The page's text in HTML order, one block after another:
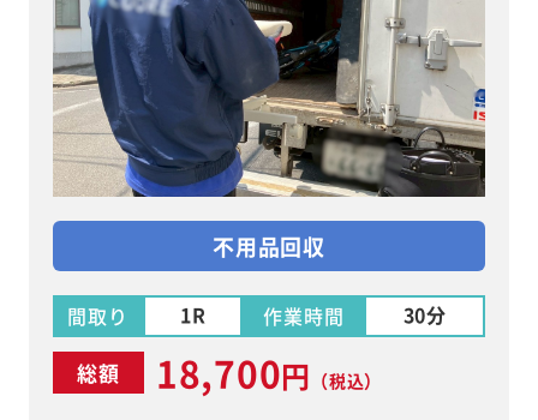
不用品回収
間取り 1R 作業時間 30分
総額 18,700円 （税込）